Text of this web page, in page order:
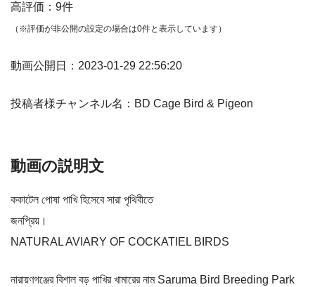
高評価：9件
（※評価が非公開の設定の場合は0件と表示しています）
動画公開日：2023-01-29 22:56:20
投稿者様チャンネル名：BD Cage Bird & Pigeon
動画の説明文
ককাটেল পোষা পাখি হিসেবে সারা পৃথিবীতে
জনপ্রিয়।
NATURAL AVIARY OF COCKATIEL BIRDS
নারায়ণগঞ্জের বিশাল বড় পাখির খামারের নাম Saruma Bird Breeding Park